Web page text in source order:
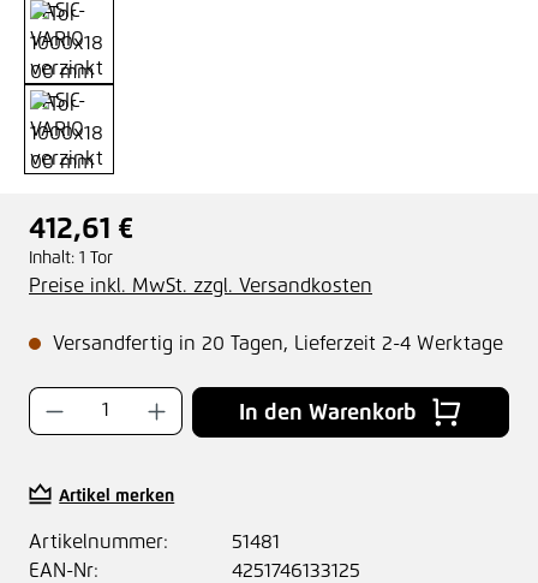
Regulärer Preis:
412,61 €
Inhalt: 1 Tor
Preise inkl. MwSt. zzgl. Versandkosten
Versandfertig in 20 Tagen, Lieferzeit 2-4 Werktage
Produkt Anzahl: Gib den gewünschten
In den Warenkorb
Artikel merken
Artikelnummer:
51481
EAN-Nr:
4251746133125